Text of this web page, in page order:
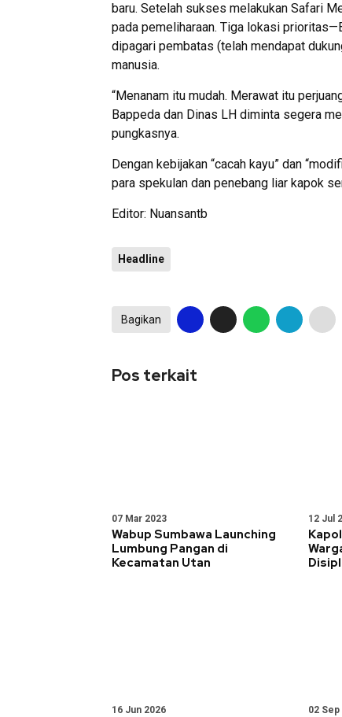
baru. Setelah sukses melakukan Safari
pada pemeliharaan. Tiga lokasi
dipagari pembatas (telah mendapat
manusia.
“Menanam itu mudah. Merawat itu
Bappeda dan Dinas LH diminta segera
pungkasnya.
Dengan kebijakan “cacah kayu” dan
para spekulan dan penebang liar kapok
Editor: Nuansantb
Headline
Bagikan
Pos terkait
07 Mar 2023
Wabup Sumbawa Launching
Lumbung Pangan di
Kecamatan Utan
12 Jul
16 Jun 2026 02 Sep